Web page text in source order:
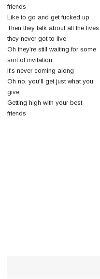
friends
Like to go and get fucked up
Then they talk about all the lives
they never got to live
Oh they're still waiting for some
sort of invitation
It's never coming along
Oh no, you'll get just what you
give
Getting high with your best
friends